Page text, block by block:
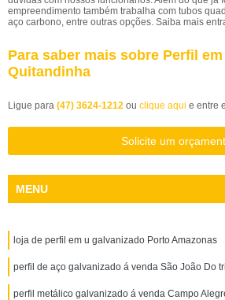
empreendimento também trabalha com tubos
aço carbono, entre outras opções. Saiba mais
Para saber mais sobre Perfil
Quitandinha
Ligue para (47) 3624-1212 ou clique aqui e entre
Solicite um
MENU
loja de perfil em u galvanizado Porto Amazonas
perfil de aço galvanizado á venda São João Do
perfil metálico galvanizado á venda Campo